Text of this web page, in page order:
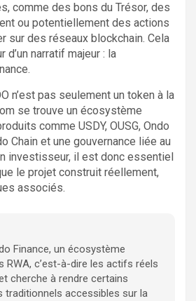
comme des bons du Trésor, des
ou potentiellement des actions
sur des réseaux blockchain. Cela
d’un narratif majeur : la
n’est pas seulement un token à la
se trouve un écosystème
comme USDY, OUSG, Ondo
Chain et une gouvernance liée au
investisseur, il est donc essentiel
le projet construit réellement,
associés.
Finance, un écosystème
RWA, c’est-à-dire les actifs réels
cherche à rendre certains
traditionnels accessibles sur la